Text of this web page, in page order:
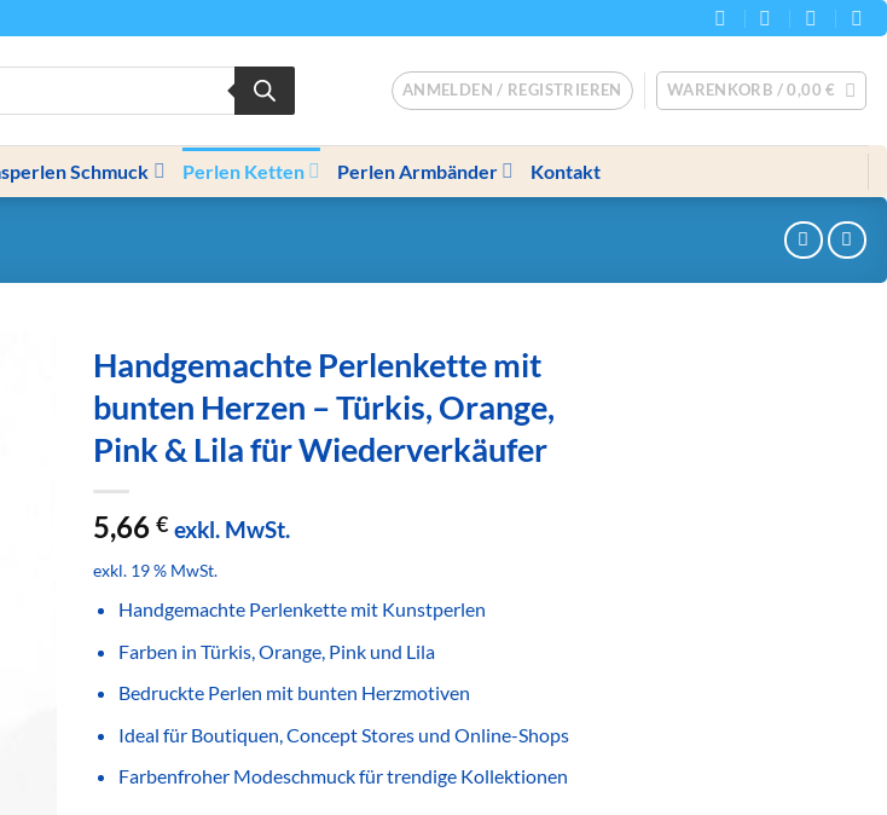
ANMELDEN / REGISTRIEREN WARENKORB /0,00€
Schmuck Perlen Ketten Perlen Armbänder Kontakt
Handgemachte Perlenkette mit
bunten Herzen – Türkis, Orange,
Pink & Lila für Wiederverkäufer
5,66 € exkl. MwSt.
exkl. 19 % MwSt.
Handgemachte Perlenkette mit Kunstperlen
Farben in Türkis, Orange, Pink und Lila
Bedruckte Perlen mit bunten Herzmotiven
Ideal für Boutiquen, Concept Stores und Online-Shops
Farbenfroher Modeschmuck für trendige Kollektionen